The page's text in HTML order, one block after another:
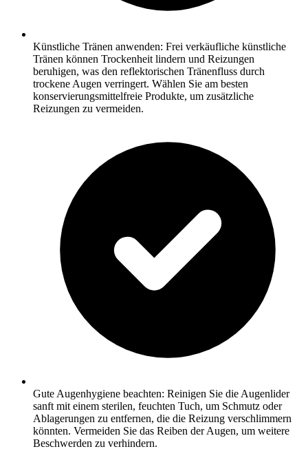
Künstliche Tränen anwenden: Frei verkäufliche künstliche
Tränen können Trockenheit lindern und Reizungen
beruhigen, was den reflektorischen Tränenfluss durch
trockene Augen verringert. Wählen Sie am besten
konservierungsmittelfreie Produkte, um zusätzliche
Reizungen zu vermeiden.
Gute Augenhygiene beachten: Reinigen Sie die Augenlider
sanft mit einem sterilen, feuchten Tuch, um Schmutz oder
Ablagerungen zu entfernen, die die Reizung verschlimmern
könnten. Vermeiden Sie das Reiben der Augen, um weitere
Beschwerden zu verhindern.